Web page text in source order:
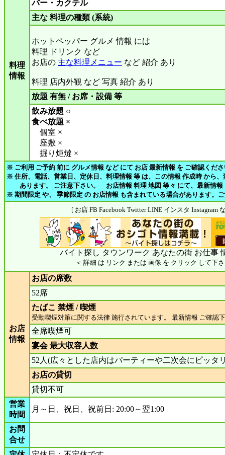
料理
情報
バー・カクテル
主な 料理の種類 (系統)
ホットペッパー グルメ 情報 には
料理 ドリンク など
お店の 主な料理メニュー など 紹介 あり
料理 店内外観 など 写真 紹介 あり
放題 有無 / お席・設備 等
飲み放題 ○
食べ放題 ×
個室 ×
座敷 ×
掘り炬燵 ×
※ ご利用 ご予約 前に グルメ情報 など にて お店 最新情報 を ご確認くだ
※ 住所、電話、営業日、定休日、料理情報 等 は、この情報 作成時 から
あります。 ご注意下さい。 お店情報 料理 地図 等々 にて、最新情報
※ 期間限定 や、 季節限定 の お店情報 も含まれている場合があります。
[ お店 FB Facebook Twitter LINE インスタ Instagram
バイト探し タウンワーク あなたの街 お仕事
＜ 詳細 は リンク または 画像 を クリック して下
お店
情報
お店の席数
52席
たばこ 禁煙 / 喫煙
受動喫煙対策に関する法律 施行されています。 最新情報 ご確認
全席喫煙可
宴会 最大収容人数
52人(広々とした店内はパーティーや二次会にピッタ
お店の貸切
貸切不可
営業
時間
月～日、祝日、祝前日: 20:00～翌1:00
お問
合せ